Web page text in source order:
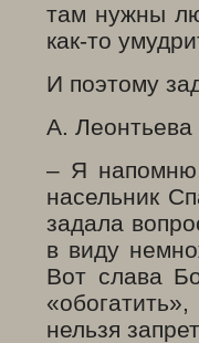
там нужны
как-то
И поэтому
А. Леонтьева
– Я
насельник
задала
в виду
Вот слава
нельзя